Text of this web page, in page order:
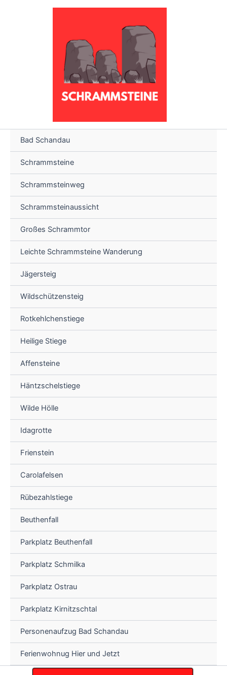
Bad Schandau
Schrammsteine
Schrammsteinweg
Schrammsteinaussicht
Großes Schrammtor
Leichte Schrammsteine Wanderung
Jägersteig
Wildschützensteig
Rotkehlchenstiege
Heilige Stiege
Affensteine
Häntzschelstiege
Wilde Hölle
Idagrotte
Frienstein
Carolafelsen
Rübezahlstiege
Beuthenfall
Parkplatz Beuthenfall
Parkplatz Schmilka
Parkplatz Ostrau
Parkplatz Kirnitzschtal
Personenaufzug Bad Schandau
Ferienwohnug Hier und Jetzt